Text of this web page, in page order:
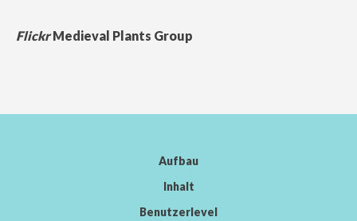
FlickrMedieval Plants Group
Aufbau
Inhalt
Benutzerlevel